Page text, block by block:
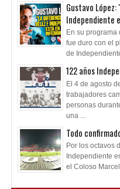
Gustavo
Independiente
En su
fue duro con el
de
122 años
El 4 de agosto
trabajadores
personas
una ...
Todo
Por los octavos
Independiente
el Coloso